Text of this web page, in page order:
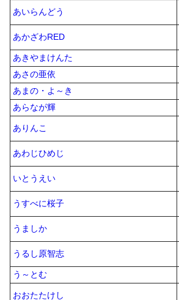
あいらんどう
あかざわRED
あきやまけんた
あさの亜依
あまの・よ～き
あらなが輝
ありんこ
あわじひめじ
いとうえい
うすべに桜子
うましか
うるし原智志
う～とむ
おおたたけし